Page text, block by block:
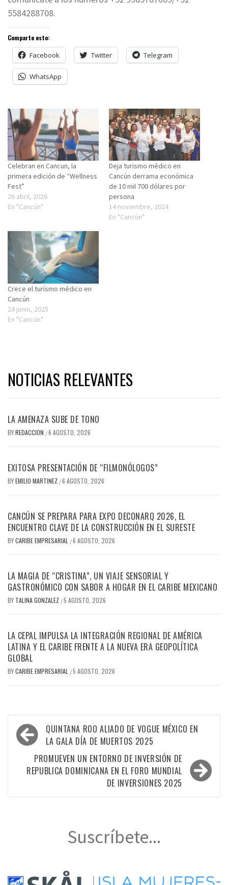
5584288708.
Comparte esto:
Facebook Twitter Telegram
WhatsApp
Celebran en Cancun, la
primera edición de “Wellness
Fest”
26 abril, 2026
En "Cancún"
Deja turismo médico en
Cancún derrama económica
de 10 mil 700 dólares por
persona
14 noviembre, 2024
En "Cancún"
Crece el turísmo médico en
Cancún
24 junio, 2025
En "Cancún"
NOTICIAS RELEVANTES
LA AMENAZA SUBE DE TONO
BYREDACCION /6 AGOSTO, 2026
EXITOSA PRESENTACIÓN DE “FILMONÓLOGOS”
BYEMILIO MARTINEZ /6 AGOSTO, 2026
CANCÚN SE PREPARA PARA EXPO DECONARQ 2026, EL
ENCUENTRO CLAVE DE LA CONSTRUCCIÓN EN EL SURESTE
BYCARIBE EMPRESARIAL /6 AGOSTO, 2026
LA MAGIA DE “CRISTINA”, UN VIAJE SENSORIAL Y
GASTRONÓMICO CON SABOR A HOGAR EN EL CARIBE MEXICANO
BY TALINA GONZALEZ /5 AGOSTO, 2026
LA CEPAL IMPULSA LA INTEGRACIÓN REGIONAL DE AMÉRICA
LATINA Y EL CARIBE FRENTE A LA NUEVA ERA GEOPOLÍTICA
GLOBAL
BYCARIBE EMPRESARIAL /5 AGOSTO, 2026
Navegación
de
entradas
QUINTANA ROO ALIADO DE VOGUE MÉXICO EN
LA GALA DÍA DE MUERTOS 2025
PROMUEVEN UN ENTORNO DE INVERSIÓN DE
REPUBLICA DOMINICANA EN EL FORO MUNDIAL
DE INVERSIONES 2025
Suscríbete...